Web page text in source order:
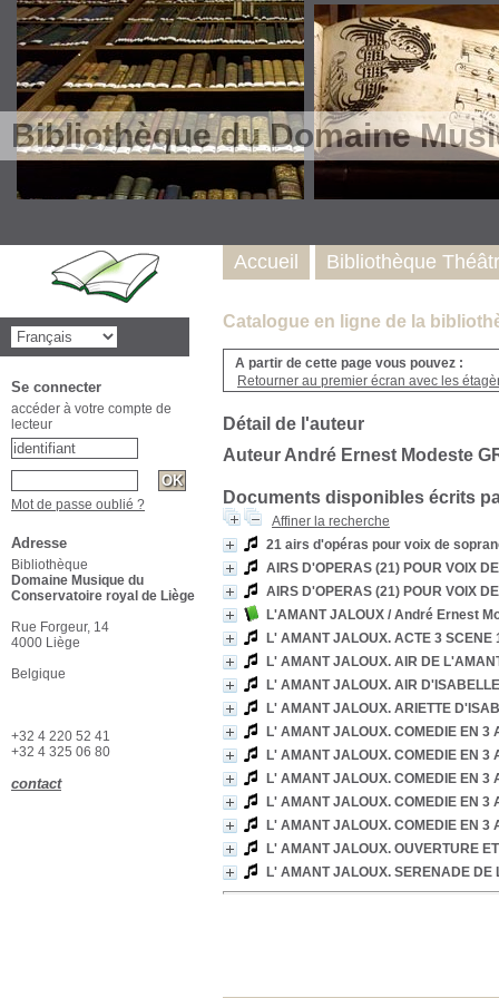
Bibliothèque du Domaine
Catalogue en ligne de la
A partir de cette page vous pouvez :
Retourner au premier écran avec les
Détail de l'auteur
Auteur André Ernest Modeste
Documents disponibles écrits
Affiner la recherche
21 airs d'opéras pour voix de
AIRS D'OPERAS (21) POUR VOIX
AIRS D'OPERAS (21) POUR VOIX
L'AMANT JALOUX / André Ernest
L' AMANT JALOUX. ACTE 3 SCENE
L' AMANT JALOUX. AIR DE
L' AMANT JALOUX. AIR D'ISABELLE
L' AMANT JALOUX. ARIETTE
L' AMANT JALOUX. COMEDIE EN 3
L' AMANT JALOUX. COMEDIE EN 3
L' AMANT JALOUX. COMEDIE EN 3
L' AMANT JALOUX. COMEDIE EN 3
L' AMANT JALOUX. COMEDIE EN 3
L' AMANT JALOUX. OUVERTURE
L' AMANT JALOUX. SERENADE
Accueil Bibliothèque
Se connecter
accéder à votre compte de
lecteur
Mot de passe oublié ?
Adresse
Bibliothèque
Domaine Musique du
Conservatoire royal de Liège
Rue Forgeur, 14
4000 Liège
Belgique
+32 4 220 52 41
+32 4 325 06 80
contact